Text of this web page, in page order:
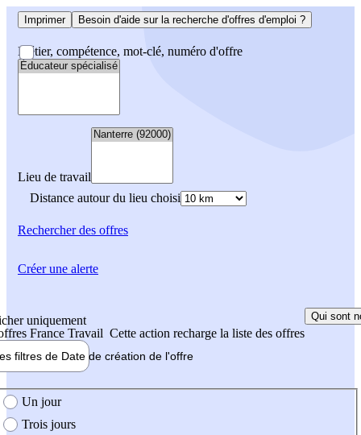
Imprimer Besoin d'aide sur la recherche d'offres d'emploi ?
Métier, compétence, mot-clé, numéro d'offre
Lieu de travail
Distance autour du lieu choisi
Rechercherdes offres
uniquement
France Travail Cette action recharge la liste des offres
Qui sont
filtres de Date de création de l'offre
création de l'offre
Un jour
Trois jours
Créer une alerte